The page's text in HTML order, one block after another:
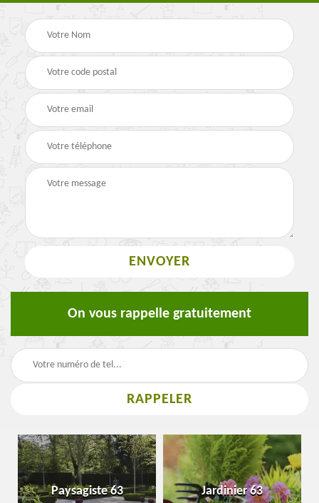
On vous rappelle gratuitement
Paysagiste 63 Jardinier 63